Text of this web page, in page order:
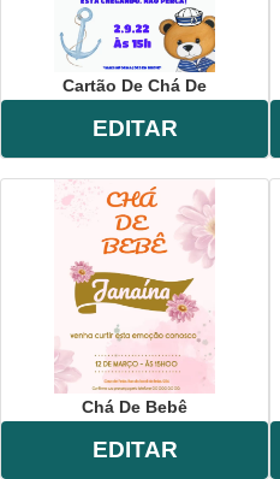
Cartão De Chá De
EDITAR
Chá De Bebê
EDITAR